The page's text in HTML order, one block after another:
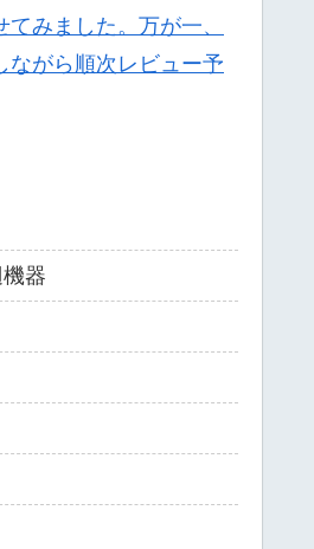
みました。万が一、
ながら順次レビュー予
器